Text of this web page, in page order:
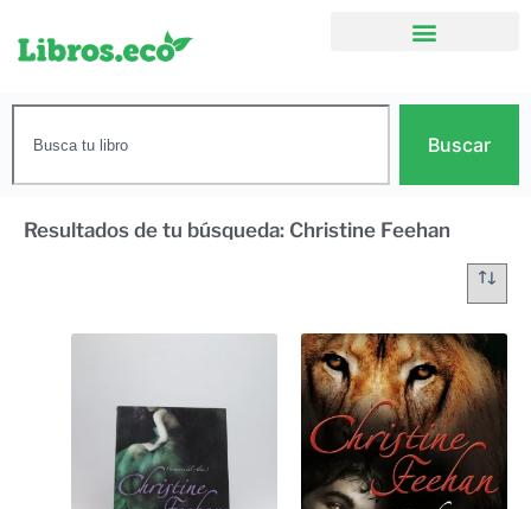
Buscar
Resultados de tu búsqueda: Christine Feehan